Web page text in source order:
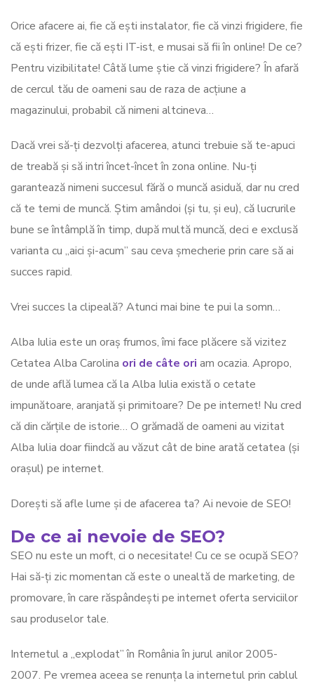
Orice afacere ai, fie că ești instalator, fie că vinzi frigidere, fie
că ești frizer, fie că ești IT-ist, e musai să fii în online! De ce?
Pentru vizibilitate! Câtă lume știe că vinzi frigidere? În afară
de cercul tău de oameni sau de raza de acțiune a
magazinului, probabil că nimeni altcineva…
Dacă vrei să-ți dezvolți afacerea, atunci trebuie să te-apuci
de treabă și să intri încet-încet în zona online. Nu-ți
garantează nimeni succesul fără o muncă asiduă, dar nu cred
că te temi de muncă. Știm amândoi (și tu, și eu), că lucrurile
bune se întâmplă în timp, după multă muncă, deci e exclusă
varianta cu „aici și-acum” sau ceva șmecherie prin care să ai
succes rapid.
Vrei succes la clipeală? Atunci mai bine te pui la somn…
Alba Iulia este un oraș frumos, îmi face plăcere să vizitez
Cetatea Alba Carolina ori de câte ori am ocazia. Apropo,
de unde află lumea că la Alba Iulia există o cetate
impunătoare, aranjată și primitoare? De pe internet! Nu cred
că din cărțile de istorie… O grămadă de oameni au vizitat
Alba Iulia doar fiindcă au văzut cât de bine arată cetatea (și
orașul) pe internet.
Dorești să afle lume și de afacerea ta? Ai nevoie de SEO!
De ce ai nevoie de SEO?
SEO nu este un moft, ci o necesitate! Cu ce se ocupă SEO?
Hai să-ți zic momentan că este o unealtă de marketing, de
promovare, în care răspândești pe internet oferta serviciilor
sau produselor tale.
Internetul a „explodat” în România în jurul anilor 2005-
2007. Pe vremea aceea se renunța la internetul prin cablul